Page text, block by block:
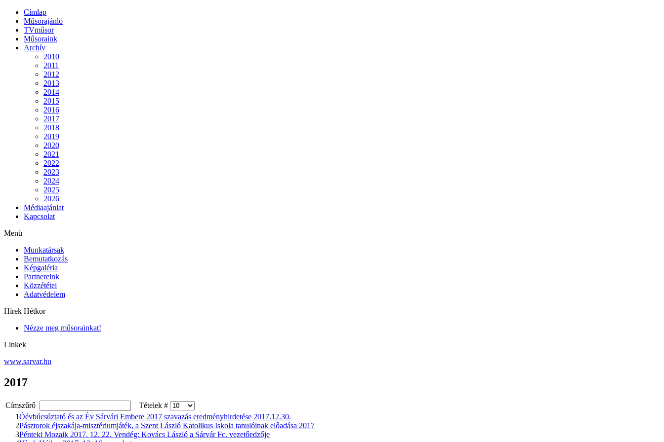
Címlap
Műsorajánló
TVműsor
Műsoraink
Archív
2010
2011
2012
2013
2014
2015
2016
2017
2018
2019
2020
2021
2022
2023
2024
2025
2026
Médiaajánlat
Kapcsolat
Menü
Munkatársak
Bemutatkozás
Képgaléria
Partnereink
Közzététel
Adatvédelem
Hírek Hétkor
Nézze meg műsorainkat!
Linkek
www.sarvar.hu
2017
Címszűrő
Tételek #
1Óévbúcsúztató és az Év Sárvári Embere 2017 szavazás eredményhirdetése 2017.12.30.
2Pásztorok éjszakája-misztériumjáték, a Szent László Katolikus Iskola tanulóinak előadása 2017
3Pénteki Mozaik 2017. 12. 22. Vendég: Kovács László a Sárvár Fc. vezetőedzője